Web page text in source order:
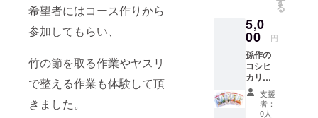
希望者にはコース作りから
参加してもらい、
竹の節を取る作業やヤスリ
で整える作業も体験して頂
きました。
る
5,0
00 円
孫作の
コシヒ
カリで
作った
米麺で
す。 丸
支援
者：
0人